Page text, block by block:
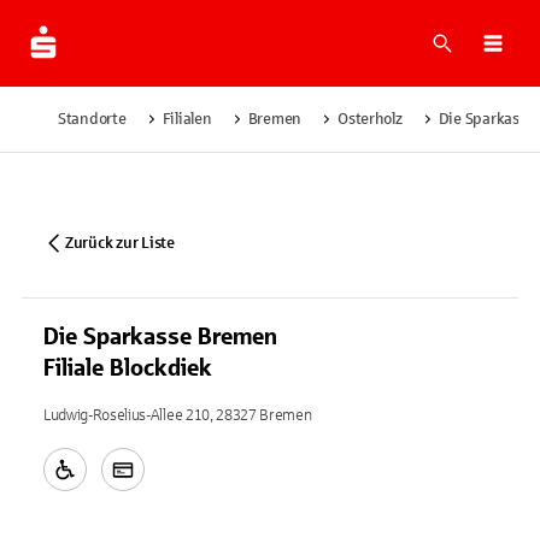
Suche
Standorte Filialen Bremen Osterholz Die
Zurück zur Liste
Die Sparkasse Bremen
Filiale Blockdiek
Ludwig-Roselius-Allee 210, 28327 Bremen